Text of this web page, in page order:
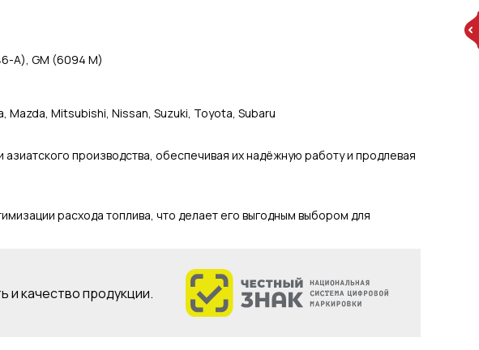
A), GM (6094 M)
Mazda, Mitsubishi, Nissan, Suzuki, Toyota, Subaru
производства, обеспечивая их надёжную работу и продлевая
расхода топлива, что делает его выгодным выбором для
и качество продукции.